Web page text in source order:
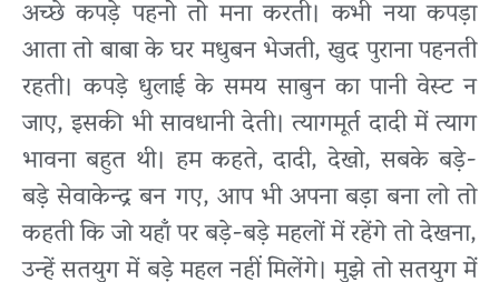
अच्छे कपड़े पहनो तो मना करती। कभी नया कपड़ा
आता तो बाबा के घर मधुबन भेजती, खुद पुराना पहनती
रहती। कपड़े धुलाई के समय साबुन का पानी वेस्ट न
जाए, इसकी भी सावधानी देती। त्यागमूर्त दादी में त्याग
भावना बहुत थी। हम कहते, दादी, देखो, सबके बड़े-
बड़े सेवाकेन्द्र बन गए, आप भी अपना बड़ा बना लो तो
कहती कि जो यहाँ पर बड़े-बड़े महलों में रहेंगे तो देखना,
उन्हें सतयुग में बड़े महल नहीं मिलेंगे। मुझे तो सतयुग में